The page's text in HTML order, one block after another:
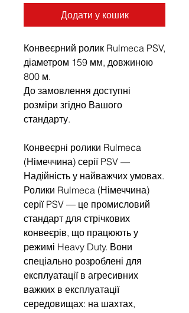
Додати у кошик
Конвеєрний ролик Rulmeca PSV,
діаметром 159 мм, довжиною
800 м.
До замовлення доступні
розміри згідно Вашого
стандарту.
Конвеєрні ролики Rulmeca
(Німеччина) серії PSV —
Надійність у найважчих умовах.
Ролики Rulmeca (Німеччина)
серії PSV — це промисловий
стандарт для стрічкових
конвеєрів, що працюють у
режимі Heavy Duty. Вони
спеціально розроблені для
експлуатації в агресивних
важких в експлуатації
середовищах: на шахтах,